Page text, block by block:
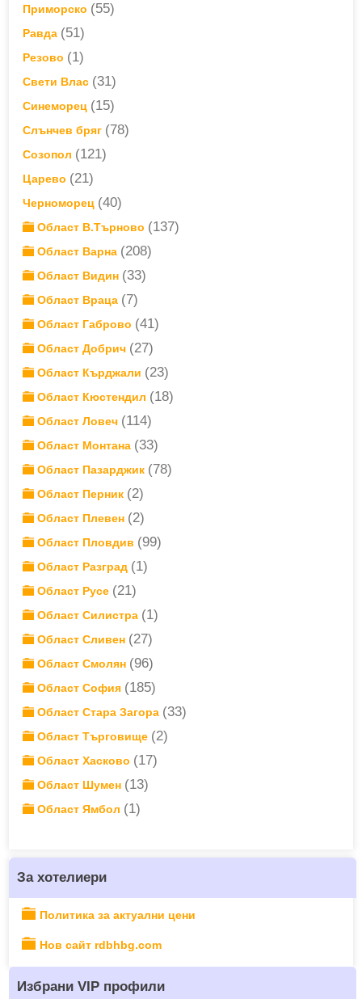
Приморско (55)
Равда (51)
Резово (1)
Свети Влас (31)
Синеморец (15)
Слънчев бряг (78)
Созопол (121)
Царево (21)
Черноморец (40)
Област В.Търново (137)
Област Варна (208)
Област Видин (33)
Област Враца (7)
Област Габрово (41)
Област Добрич (27)
Област Кърджали (23)
Област Кюстендил (18)
Област Ловеч (114)
Област Монтана (33)
Област Пазарджик (78)
Област Перник (2)
Област Плевен (2)
Област Пловдив (99)
Област Разград (1)
Област Русе (21)
Област Силистра (1)
Област Сливен (27)
Област Смолян (96)
Област София (185)
Област Стара Загора (33)
Област Търговище (2)
Област Хасково (17)
Област Шумен (13)
Област Ямбол (1)
За хотелиери
Политика за актуални цени
Нов сайт rdbhbg.com
Избрани VIP профили